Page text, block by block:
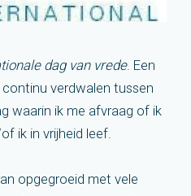
dag van vrede. Een
verdwalen tussen
waarin ik me afvraag of ik
ik in vrijheid leef.
opgegroeid met vele